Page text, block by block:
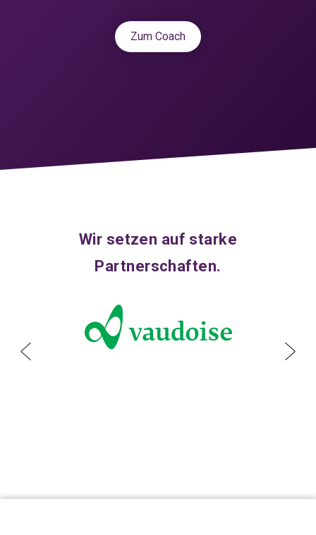
Zum Coach
Wir setzen auf starke
Partnerschaften.